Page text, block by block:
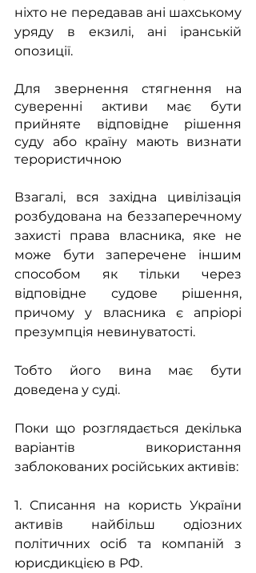
ніхто не передавав ані шахському
уряду в екзилі, ані іранській
опозиції.
Для звернення стягнення на
суверенні активи має бути
прийняте відповідне рішення
суду або країну мають визнати
терористичною
Взагалі, вся західна цивілізація
розбудована на беззаперечному
захисті права власника, яке не
може бути заперечене іншим
способом як тільки через
відповідне судове рішення,
причому у власника є апріорі
презумпція невинуватості.
Тобто його вина має бути
доведена у суді.
Поки що розглядається декілька
варіантів використання
заблокованих російських активів:
1. Списання на користь України
активів найбільш одіозних
політичних осіб та компаній з
юрисдикцією в РФ.